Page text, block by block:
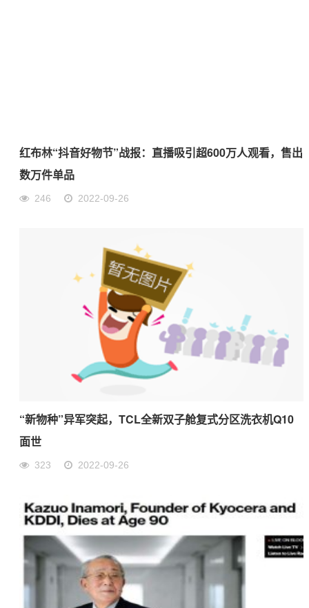
红布林“抖音好物节”战报：直播吸引超600万人观看，售出
数万件单品
246 2022-09-26
“新物种”异军突起，TCL全新双子舱复式分区洗衣机Q10
面世
323 2022-09-26